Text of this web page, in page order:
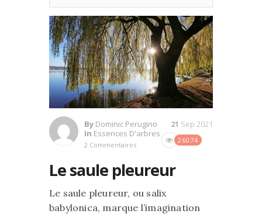
By Dominic Perugino
In Essences D'arbres
2 Commentaires
26074
21 Sep 2021
Le saule pleureur
Le saule pleureur, ou salix
babylonica, marque l’imagination